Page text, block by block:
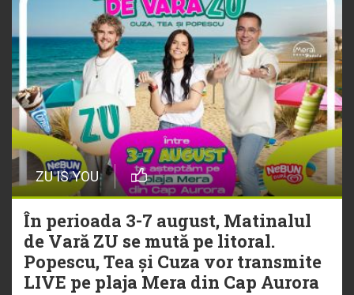
ZU IS YOU
În perioada 3-7 august, Matinalul
de Vară ZU se mută pe litoral.
Popescu, Tea și Cuza vor transmite
LIVE pe plaja Mera din Cap Aurora